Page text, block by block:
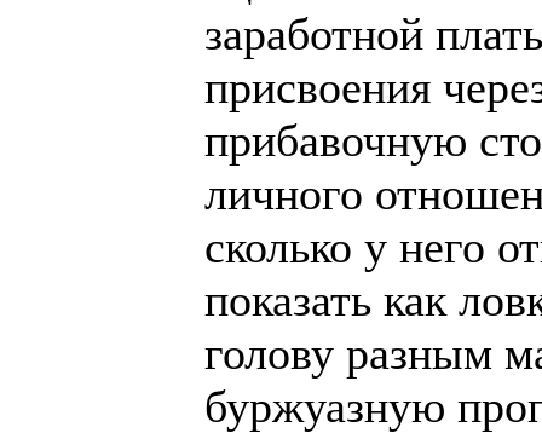
заработной
присвоения
прибавочную
личного
сколько у него
показать как
голову разным
буржуазную